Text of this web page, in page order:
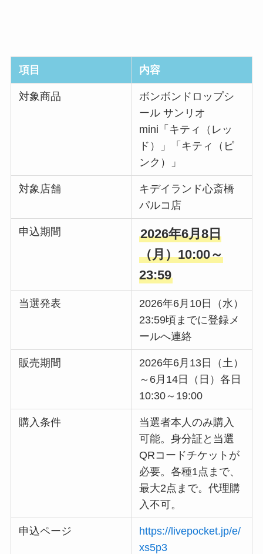
項目 内容
対象商品
ボンボンドロップシ
ール サンリオ
mini「キティ（レッ
ド）」「キティ（ピ
ンク）」
対象店舗
キデイランド心斎橋
パルコ店
申込期間
2026年6月8日
（月）10:00～
23:59
当選発表
2026年6月10日（水）
23:59頃までに登録メ
ールへ連絡
販売期間
2026年6月13日（土）
～6月14日（日）各日
10:30～19:00
購入条件
当選者本人のみ購入
可能。身分証と当選
QRコードチケットが
必要。各種1点まで、
最大2点まで。代理購
入不可。
申込ページ
https://livepocket.jp/e/
xs5p3